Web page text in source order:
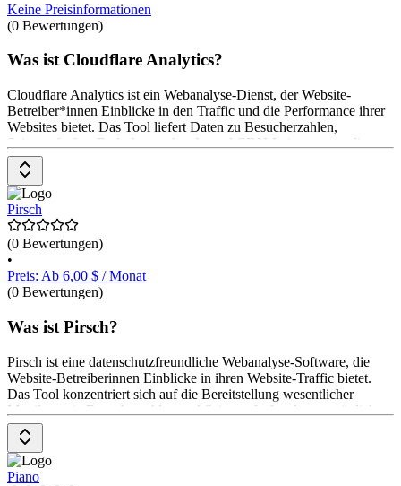
Keine Preisinformationen
(0 Bewertungen)
Was ist Cloudflare Analytics?
Cloudflare Analytics ist ein Webanalyse-Dienst, der Website-
Betreiber*innen Einblicke in den Traffic und die Performance ihrer
Websites bietet. Das Tool liefert Daten zu Besucherzahlen,
Seitenaufrufen, Bedrohungsabwehr und CDN-Leistung, um die
Website-Optimierung zu unterstützen und Sicherheitsrisiken zu
identifizieren. Es hilft, die Website-Performance zu überwachen.
Cloudflare Analytics ist Teil der kostenlosen und kostenpflichtigen
Cloudflare-Dienste.
Pirsch
(0 Bewertungen)
•
Preis: Ab 6,00 $ / Monat
(0 Bewertungen)
Was ist Pirsch?
Pirsch ist eine datenschutzfreundliche Webanalyse-Software, die
Website-Betreiberinnen Einblicke in ihren Website-Traffic bietet.
Das Tool konzentriert sich auf die Bereitstellung wesentlicher
Metriken wie Besucherzahlen und Seitenaufrufe, ohne persönliche
Daten zu sammeln, um die Privatsphäre der Nutzerinnen zu wahren.
Es hilft, die Website-Nutzung anonym zu verfolgen. Pirsch bietet
verschiedene Preispläne basierend auf der Anzahl der Seitenaufrufe,
inklusive einer kostenlosen Testphase.
Piano